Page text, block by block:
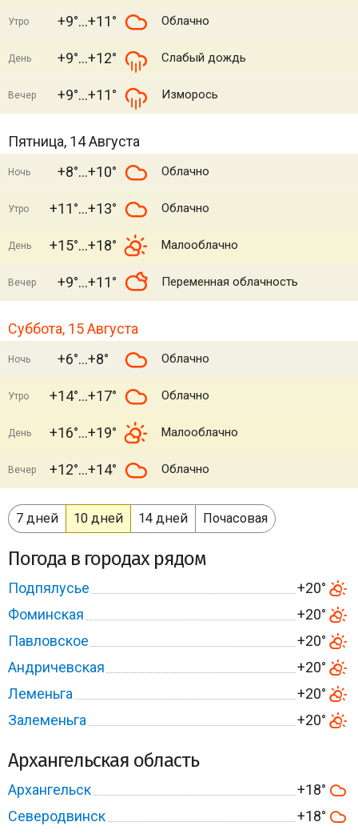
Утро +9° +11° Облачно
День +9° +12° Слабый дождь
Вечер +9° +11° Изморось
Пятница, 14 Августа
Ночь +8° +10° Облачно
Утро +11° +13° Облачно
День +15° +18° Малооблачно
Вечер +9° +11° Переменная облачность
Суббота, 15 Августа
Ночь +6° +8° Облачно
Утро +14° +17° Облачно
День +16° +19° Малооблачно
Вечер +12° +14° Облачно
7 дней 10 дней 14 дней Почасовая
Погода в городах рядом
Подпялусье
+20°
Фоминская
+20°
Павловское
+20°
Андричевская
+20°
Леменьга
+20°
Залеменьга
+20°
Архангельская область
Архангельск
+18°
Северодвинск
+18°